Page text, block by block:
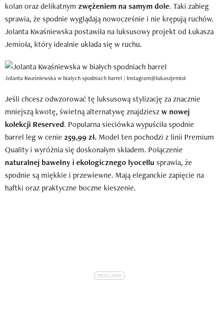
kolan oraz delikatnym zwężeniem na samym dole. Taki zabieg
sprawia, że spodnie wyglądają nowocześnie i nie krępują ruchów.
Jolanta Kwaśniewska postawiła na luksusowy projekt od Łukasza
Jemioła, który idealnie układa się w ruchu.
Jolanta Kwaśniewska w białych spodniach barrel / Instagram@lukaszjemiol
Jeśli chcesz odwzorować tę luksusową stylizację za znacznie
mniejszą kwotę, świetną alternatywę znajdzieszw nowej
kolekcji Reserved. Popularna sieciówka wypuściła spodnie
barrel leg w cenie 259,99 zł. Model ten pochodzi z linii Premium
Quality i wyróżnia się doskonałym składem. Połączenie
naturalnej bawełny i ekologicznego lyocellu sprawia, że
spodnie są miękkie i przewiewne. Mają eleganckie zapięcie na
haftki oraz praktyczne boczne kieszenie.